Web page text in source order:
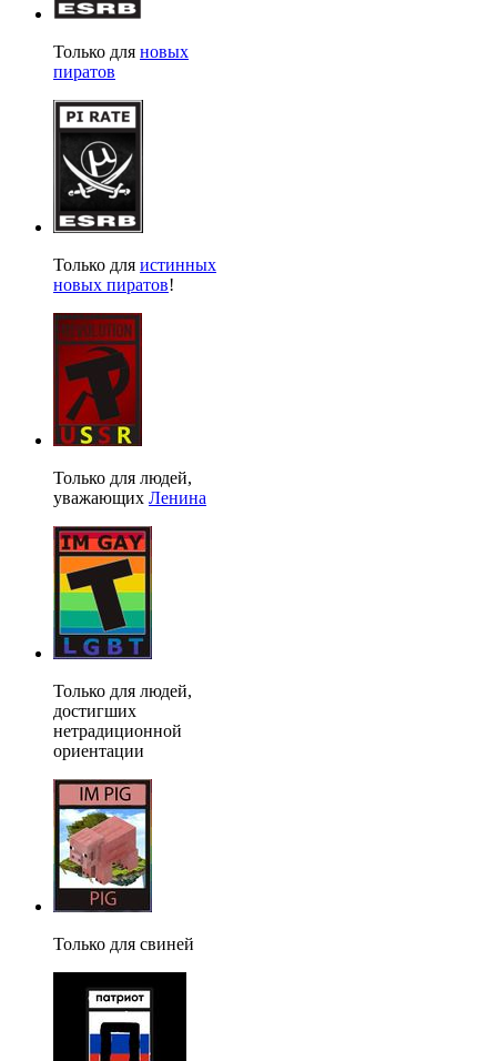
Только для новых
пиратов
Только для истинных
новых пиратов!
Только для людей,
уважающих Ленина
Только для людей,
достигших
нетрадиционной
ориентации
Только для свиней